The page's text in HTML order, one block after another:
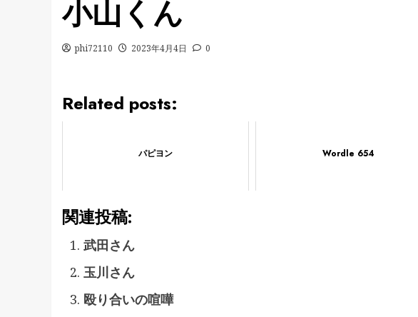
小山くん
phi72110 2023年4月4日 0
Related posts:
パピヨン Wordle 654
関連投稿:
武田さん
玉川さん
殴り合いの喧嘩